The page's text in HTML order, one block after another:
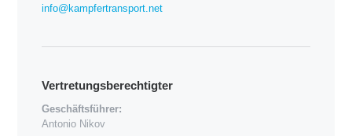
info@kampfertransport.net
Vertretungsberechtigter
Geschäftsführer:
Antonio Nikov